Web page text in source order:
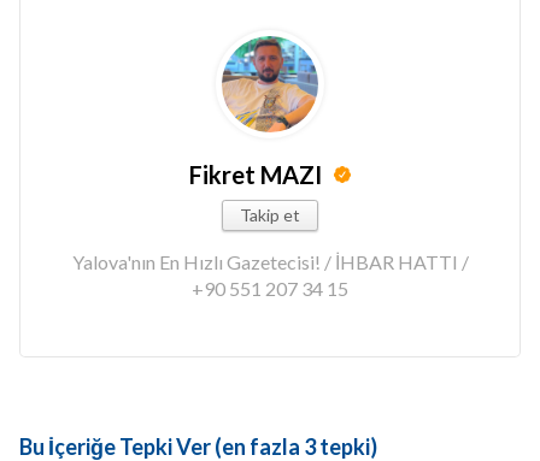
Fikret MAZI
Takip et
Yalova'nın En Hızlı Gazetecisi! / İHBAR HATTI /
+90 551 207 34 15
Bu İçeriğe Tepki Ver (en fazla 3 tepki)